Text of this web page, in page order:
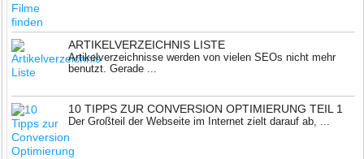
ARTIKELVERZEICHNIS LISTE
Artikelverzeichnisse werden von vielen SEOs nicht mehr
benutzt. Gerade ...
10 TIPPS ZUR CONVERSION OPTIMIERUNG TEIL 1
Der Großteil der Webseite im Internet zielt darauf ab, ...